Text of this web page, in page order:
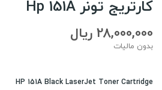
کارتریج تونر Hp 151A
28,000,000 ریال
بدون مالیات
HP 151A Black LaserJet Toner Cartridge